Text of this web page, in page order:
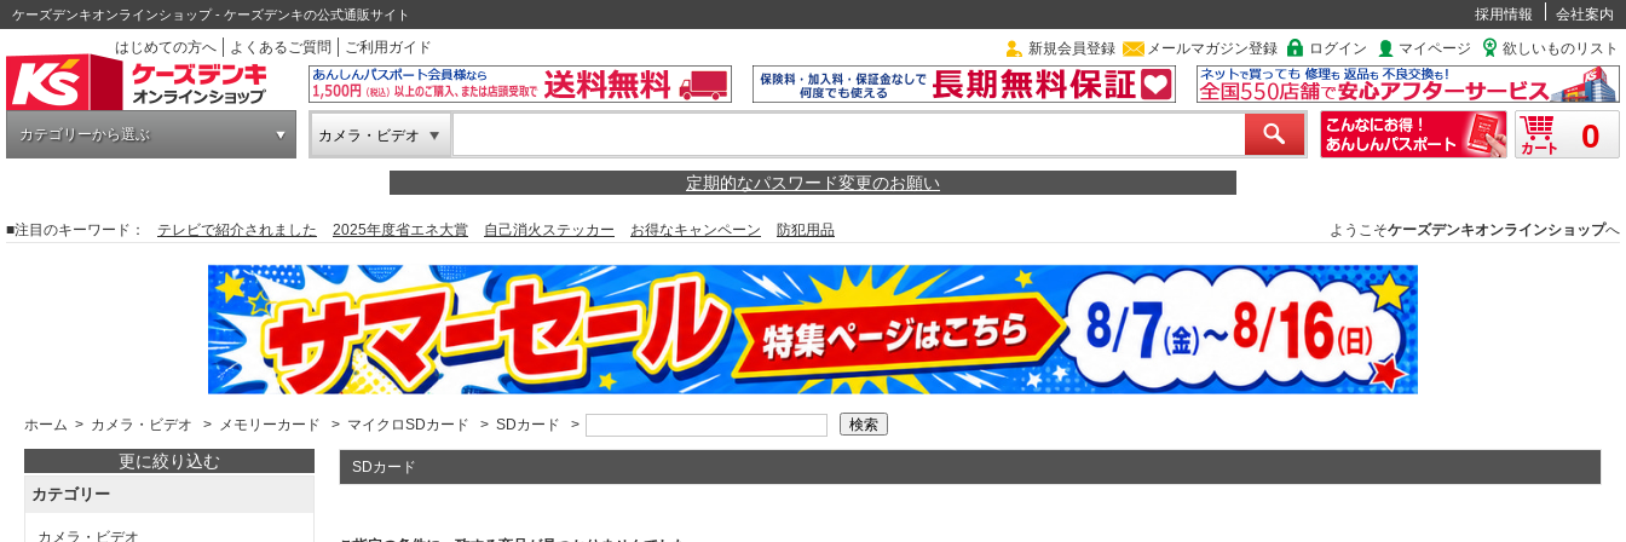
ケーズデンキオンラインショップ - ケーズデンキの公式通販サイト 採用情報
会社案内
はじめての方へ
よくあるご質問 ご利用ガイド 新規会員登録 メールマガジン登録 ログイン マイページ 欲しいものリスト
カテゴリーから選ぶ カメラ・ビデオ 0
定期的なパスワード変更のお願い
■注目のキーワード： テレビで紹介されました 2025年度省エネ大賞 自己消火ステッカー お得なキャンペーン 防犯用品 ようこそケーズデンキオンラインショップへ
ホーム > カメラ・ビデオ > メモリーカード > マイクロSDカード > SDカード >
更に絞り込む
カテゴリー
カメラ・ビデオ
SDカード